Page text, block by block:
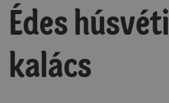
Édes húsvéti
kalács